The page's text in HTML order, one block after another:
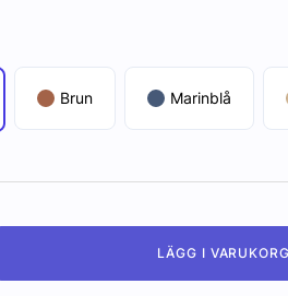
Brun Marinblå
LÄGG I